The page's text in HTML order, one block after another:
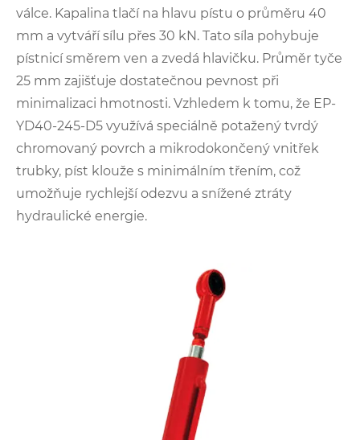
válce. Kapalina tlačí na hlavu pístu o průměru 40
mm a vytváří sílu přes 30 kN. Tato síla pohybuje
pístnicí směrem ven a zvedá hlavičku. Průměr tyče
25 mm zajišťuje dostatečnou pevnost při
minimalizaci hmotnosti. Vzhledem k tomu, že EP-
YD40-245-D5 využívá speciálně potažený tvrdý
chromovaný povrch a mikrodokončený vnitřek
trubky, píst klouže s minimálním třením, což
umožňuje rychlejší odezvu a snížené ztráty
hydraulické energie.